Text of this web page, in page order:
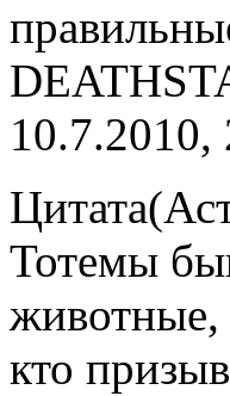
10.7.2010,
Тотемы
животные,
кто